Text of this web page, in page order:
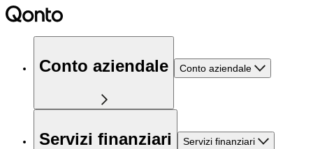
Conto aziendale Conto aziendale
Servizi finanziari Servizi finanziari